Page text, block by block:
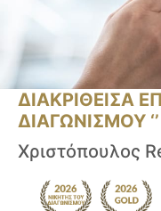
ΔΙΑΚΡΙΘΕΙΣΑ
ΔΙΑΓΩΝΙΣΜΟΥ ‘’
Χριστόπουλος